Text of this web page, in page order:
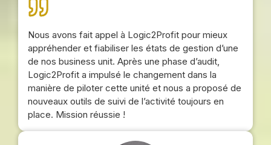
Nous avons fait appel à Logic2Profit pour mieux
appréhender et fiabiliser les états de gestion d’une
de nos business unit. Après une phase d’audit,
Logic2Profit a impulsé le changement dans la
manière de piloter cette unité et nous a proposé de
nouveaux outils de suivi de l’activité toujours en
place. Mission réussie !